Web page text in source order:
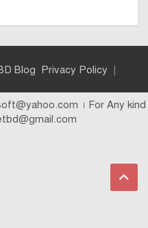
Blog Privacy Policy
। For Any kind